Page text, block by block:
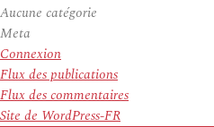
Aucune catégorie
Meta
Connexion
Flux des publications
Flux des commentaires
Site de WordPress-FR